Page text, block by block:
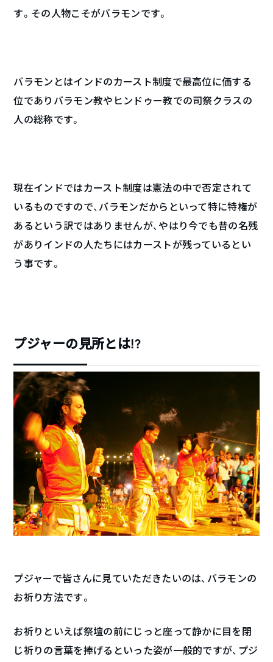
す。その人物こそがバラモンです。
バラモンとはインドのカースト制度で最高位に価する
位でありバラモン教やヒンドゥー教での司祭クラスの
人の総称です。
現在インドではカースト制度は憲法の中で否定されて
いるものですので、バラモンだからといって特に特権が
あるという訳ではありませんが、やはり今でも昔の名残
がありインドの人たちにはカーストが残っているとい
う事です。
プジャーの見所とは!?
プジャーで皆さんに見ていただきたいのは、バラモンの
お祈り方法です。
お祈りといえば祭壇の前にじっと座って静かに目を閉
じ祈りの言葉を捧げるといった姿が一般的ですが、プジ